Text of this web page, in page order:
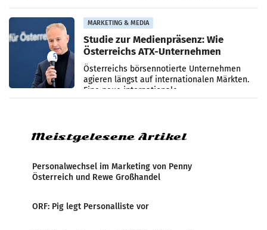
ersten sechs Monaten des laufenden Jahres
verzeichnete
MARKETING & MEDIA
Studie zur Medienpräsenz: Wie
Österreichs ATX-Unternehmen
international wahrgenommen
werden
Österreichs börsennotierte Unternehmen
agieren längst auf internationalen Märkten.
Eine neue internationale
Medienresonanzanalyse untersucht die
Meistgelesene Artikel
Personalwechsel im Marketing von Penny
Österreich und Rewe Großhandel
ORF: Pig legt Personalliste vor